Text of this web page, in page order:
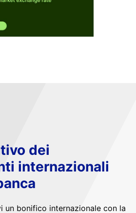
dei
internazionali
un bonifico internazionale con la